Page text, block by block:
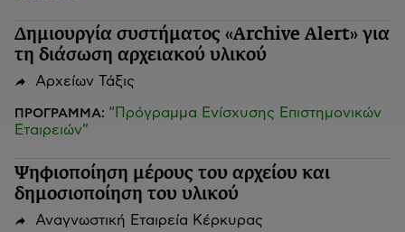
Δημιουργία συστήματος «Archive Alert» για
τη διάσωση αρχειακού υλικού
Αρχείων Τάξις
ΠΡΟΓΡΑΜΜΑ: “Πρόγραμμα Ενίσχυσης Επιστημονικών
Εταιρειών”
Ψηφιοποίηση μέρους του αρχείου και
δημοσιοποίηση του υλικού
Αναγνωστική Εταιρεία Κέρκυρας